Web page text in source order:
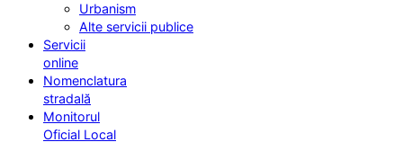
Urbanism
Alte servicii publice
Servicii
online
Nomenclatura
stradală
Monitorul
Oficial Local